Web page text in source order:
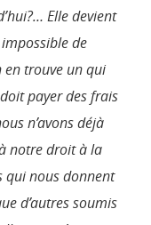
Elle devient
de
trouve un qui
payer des frais
n’avons déjà
notre droit à la
qui nous donnent
d’autres soumis